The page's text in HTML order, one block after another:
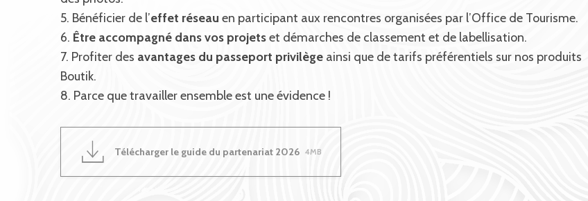
5. Bénéficier de l’effet réseau en participant aux rencontres organisées par l’Office de Tourisme.
6. Être accompagné dans vos projetset démarches de classement et de labellisation.
7. Profiter des avantages du passeport privilège ainsi que de tarifs préférentiels sur nos produits
Boutik.
8. Parce que travailler ensemble est une évidence !
Télécharger le guide du partenariat 2026 4MB